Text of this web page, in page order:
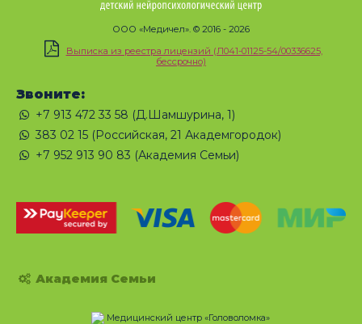
ООО «Медичел». © 2016 - 2026
Выписка из реестра лицензий (Л041-01125-54/00336625,
бессрочно)
Академия Семьи
Звоните:
+7 913 472 33 58 (Д.Шамшурина, 1)
383 02 15 (Российская, 21 Академгородок)
+7 952 913 90 83 (Академия Семьи)
Медицинский центр «Головоломка»